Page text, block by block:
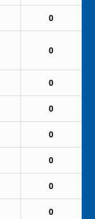
0
0
0
0
0
0
0
0